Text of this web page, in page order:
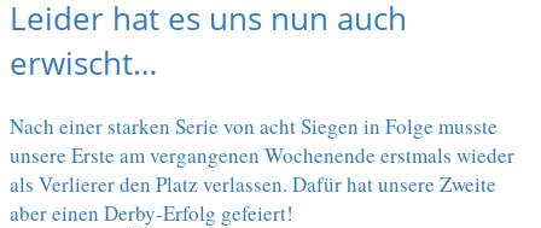
Leider hat es uns nun auch
erwischt…
Nach einer starken Serie von acht Siegen in Folge musste
unsere Erste am vergangenen Wochenende erstmals wieder
als Verlierer den Platz verlassen. Dafür hat unsere Zweite
aber einen Derby-Erfolg gefeiert!